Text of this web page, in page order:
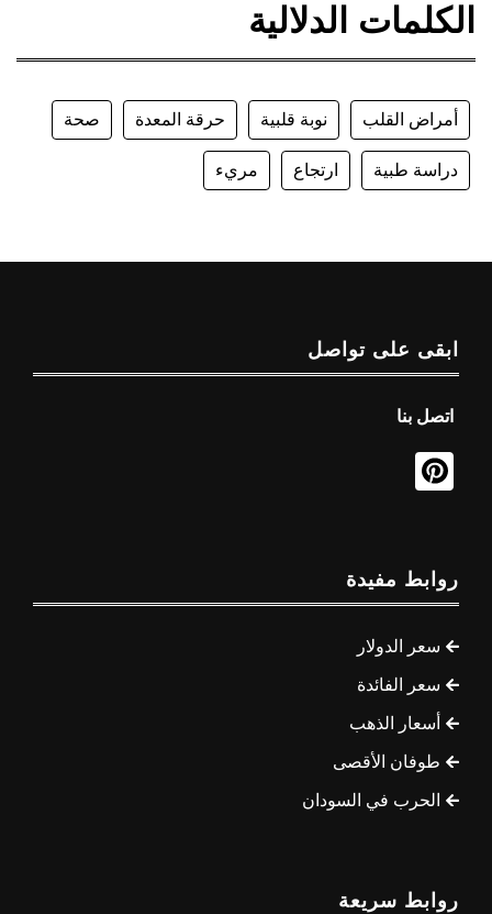
الكلمات الدلالية
أمراض القلب نوبة قلبية حرقة المعدة صحة
دراسة طبية ارتجاع مريء
ابقى على تواصل
اتصل بنا
روابط مفيدة
سعر الدولار
سعر الفائدة
أسعار الذهب
طوفان الأقصى
الحرب في السودان
روابط سريعة